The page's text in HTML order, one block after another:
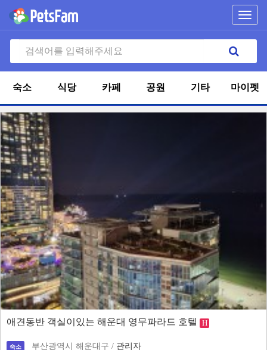
숙소 식당 카페 공원 기타 마이펫
애견동반 객실이있는 해운대 영무파라드 호텔 H
숙소 부산광역시 해운대구 / 관리자